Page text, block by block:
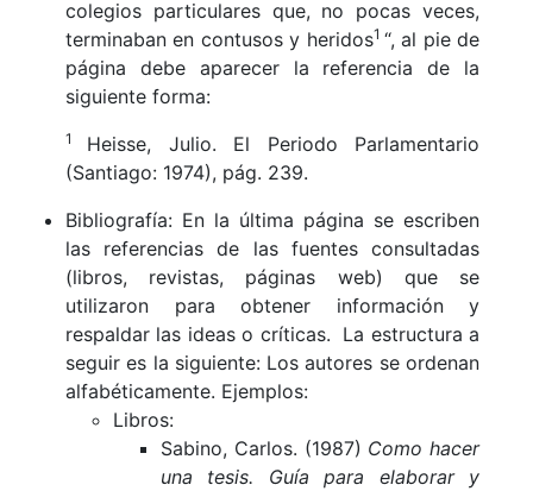
colegios particulares que, no pocas veces,
terminaban en contusos y heridos1 “, al pie de
página debe aparecer la referencia de la
siguiente forma:
1 Heisse, Julio. El Periodo Parlamentario
(Santiago: 1974), pág. 239.
Bibliografía: En la última página se escriben
las referencias de las fuentes consultadas
(libros, revistas, páginas web) que se
utilizaron para obtener información y
respaldar las ideas o críticas. La estructura a
seguir es la siguiente: Los autores se ordenan
alfabéticamente. Ejemplos:
Libros:
Sabino, Carlos. (1987) Como hacer
una tesis. Guía para elaborar y